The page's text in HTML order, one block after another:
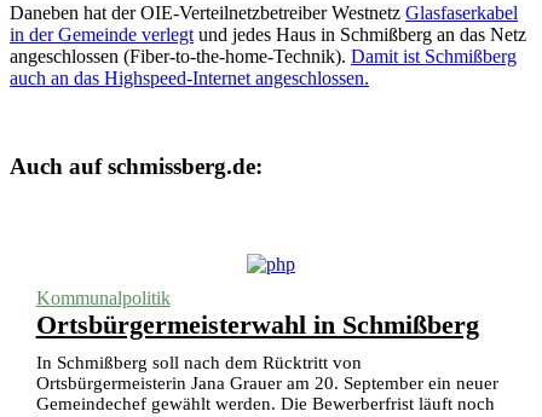
Daneben hat der OIE-Verteilnetzbetreiber Westnetz Glasfaserkabel
in der Gemeinde verlegt und jedes Haus in Schmißberg an das Netz
angeschlossen (Fiber-to-the-home-Technik). Damit ist Schmißberg
auch an das Highspeed-Internet angeschlossen.
Auch auf schmissberg.de:
Kommunalpolitik
Ortsbürgermeisterwahl in Schmißberg
In Schmißberg soll nach dem Rücktritt von
Ortsbürgermeisterin Jana Grauer am 20. September ein neuer
Gemeindechef gewählt werden. Die Bewerberfrist läuft noch